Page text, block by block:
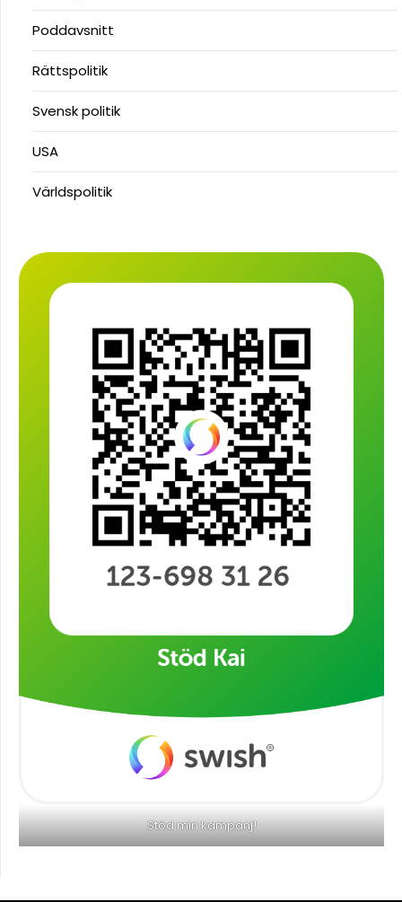
Poddavsnitt
Rättspolitik
Svensk politik
USA
Världspolitik
Stöd min kampanj!